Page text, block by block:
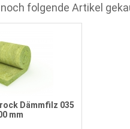
folgende Artikel
Dämmfilz 035
mm